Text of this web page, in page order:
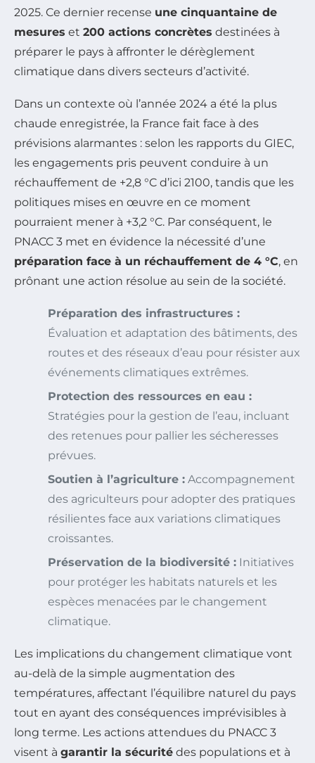
2025. Ce dernier recense une cinquantaine de
mesures et 200 actions concrètes destinées à
préparer le pays à affronter le dérèglement
climatique dans divers secteurs d’activité.
Dans un contexte où l’année 2024 a été la plus
chaude enregistrée, la France fait face à des
prévisions alarmantes : selon les rapports du GIEC,
les engagements pris peuvent conduire à un
réchauffement de +2,8 °C d’ici 2100, tandis que les
politiques mises en œuvre en ce moment
pourraient mener à +3,2 °C. Par conséquent, le
PNACC 3 met en évidence la nécessité d’une
préparation face à un réchauffement de 4 °C, en
prônant une action résolue au sein de la société.
Préparation des infrastructures :
Évaluation et adaptation des bâtiments, des
routes et des réseaux d’eau pour résister aux
événements climatiques extrêmes.
Protection des ressources en eau :
Stratégies pour la gestion de l’eau, incluant
des retenues pour pallier les sécheresses
prévues.
Soutien à l’agriculture : Accompagnement
des agriculteurs pour adopter des pratiques
résilientes face aux variations climatiques
croissantes.
Préservation de la biodiversité : Initiatives
pour protéger les habitats naturels et les
espèces menacées par le changement
climatique.
Les implications du changement climatique vont
au-delà de la simple augmentation des
températures, affectant l’équilibre naturel du pays
tout en ayant des conséquences imprévisibles à
long terme. Les actions attendues du PNACC 3
visent à garantir la sécurité des populations et à